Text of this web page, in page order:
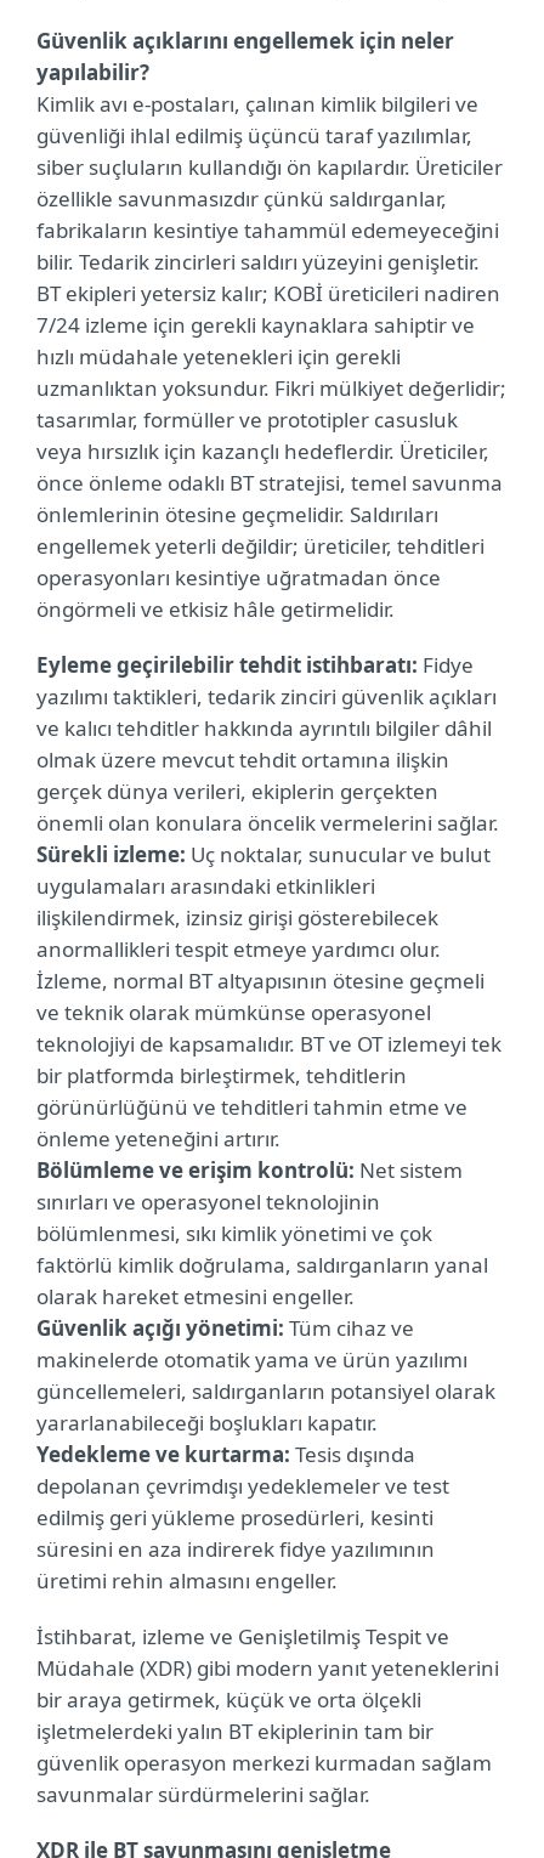
Güvenlik açıklarını engellemek için neler
yapılabilir?
Kimlik avı e-postaları, çalınan kimlik bilgileri ve
güvenliği ihlal edilmiş üçüncü taraf yazılımlar,
siber suçluların kullandığı ön kapılardır. Üreticiler
özellikle savunmasızdır çünkü saldırganlar,
fabrikaların kesintiye tahammül edemeyeceğini
bilir. Tedarik zincirleri saldırı yüzeyini genişletir.
BT ekipleri yetersiz kalır; KOBİ üreticileri nadiren
7/24 izleme için gerekli kaynaklara sahiptir ve
hızlı müdahale yetenekleri için gerekli
uzmanlıktan yoksundur. Fikri mülkiyet değerlidir;
tasarımlar, formüller ve prototipler casusluk
veya hırsızlık için kazançlı hedeflerdir. Üreticiler,
önce önleme odaklı BT stratejisi, temel savunma
önlemlerinin ötesine geçmelidir. Saldırıları
engellemek yeterli değildir; üreticiler, tehditleri
operasyonları kesintiye uğratmadan önce
öngörmeli ve etkisiz hâle getirmelidir.
Eyleme geçirilebilir tehdit istihbaratı: Fidye
yazılımı taktikleri, tedarik zinciri güvenlik açıkları
ve kalıcı tehditler hakkında ayrıntılı bilgiler dâhil
olmak üzere mevcut tehdit ortamına ilişkin
gerçek dünya verileri, ekiplerin gerçekten
önemli olan konulara öncelik vermelerini sağlar.
Sürekli izleme: Uç noktalar, sunucular ve bulut
uygulamaları arasındaki etkinlikleri
ilişkilendirmek, izinsiz girişi gösterebilecek
anormallikleri tespit etmeye yardımcı olur.
İzleme, normal BT altyapısının ötesine geçmeli
ve teknik olarak mümkünse operasyonel
teknolojiyi de kapsamalıdır. BT ve OT izlemeyi tek
bir platformda birleştirmek, tehditlerin
görünürlüğünü ve tehditleri tahmin etme ve
önleme yeteneğini artırır.
Bölümleme ve erişim kontrolü: Net sistem
sınırları ve operasyonel teknolojinin
bölümlenmesi, sıkı kimlik yönetimi ve çok
faktörlü kimlik doğrulama, saldırganların yanal
olarak hareket etmesini engeller.
Güvenlik açığı yönetimi: Tüm cihaz ve
makinelerde otomatik yama ve ürün yazılımı
güncellemeleri, saldırganların potansiyel olarak
yararlanabileceği boşlukları kapatır.
Yedekleme ve kurtarma: Tesis dışında
depolanan çevrimdışı yedeklemeler ve test
edilmiş geri yükleme prosedürleri, kesinti
süresini en aza indirerek fidye yazılımının
üretimi rehin almasını engeller.
İstihbarat, izleme ve Genişletilmiş Tespit ve
Müdahale (XDR) gibi modern yanıt yeteneklerini
bir araya getirmek, küçük ve orta ölçekli
işletmelerdeki yalın BT ekiplerinin tam bir
güvenlik operasyon merkezi kurmadan sağlam
savunmalar sürdürmelerini sağlar.
XDR ile BT savunmasını genişletme